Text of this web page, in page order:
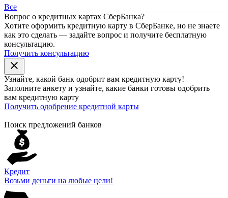
Все
Вопрос о кредитных картах СберБанка?
Хотите оформить кредитную карту в СберБанке, но не знаете
как это сделать — задайте вопрос и получите бесплатную
консультацию.
Получить консультацию
close
Узнайте, какой банк одобрит вам кредитную карту!
Заполните анкету и узнайте, какие банки готовы одобрить
вам кредитную карту
Получить одобрение кредитной карты
Поиск предложений банков
Кредит
Возьми деньги на любые цели!